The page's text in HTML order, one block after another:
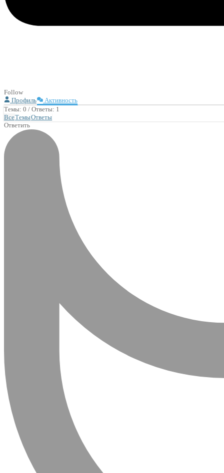
Follow
Профиль
Активность
Темы: 0 / Ответы: 1
ВсеТемыОтветы
Ответить